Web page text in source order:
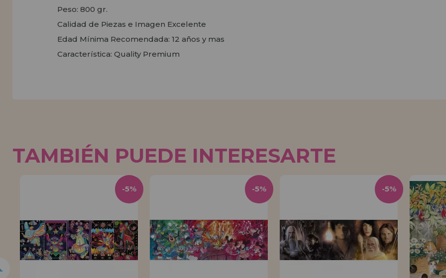
Peso: 800 gr.
Calidad de Piezas e Imagen Excelente
Edad Mínima Recomendada: 12 años y mas
Característica: Quality Premium
TAMBIÉN PUEDE INTERESARTE
-5% -5% -5%